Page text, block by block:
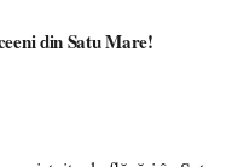
din Satu Mare!